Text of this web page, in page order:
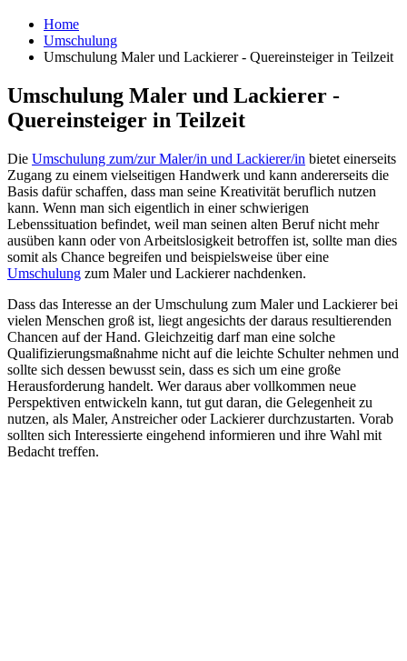
Home
Umschulung
Umschulung Maler und Lackierer - Quereinsteiger in Teilzeit
Umschulung Maler und Lackierer -
Quereinsteiger in Teilzeit
Die Umschulung zum/zur Maler/in und Lackierer/in bietet einerseits
Zugang zu einem vielseitigen Handwerk und kann andererseits die
Basis dafür schaffen, dass man seine Kreativität beruflich nutzen
kann. Wenn man sich eigentlich in einer schwierigen
Lebenssituation befindet, weil man seinen alten Beruf nicht mehr
ausüben kann oder von Arbeitslosigkeit betroffen ist, sollte man dies
somit als Chance begreifen und beispielsweise über eine
Umschulung zum Maler und Lackierer nachdenken.
Dass das Interesse an der Umschulung zum Maler und Lackierer bei
vielen Menschen groß ist, liegt angesichts der daraus resultierenden
Chancen auf der Hand. Gleichzeitig darf man eine solche
Qualifizierungsmaßnahme nicht auf die leichte Schulter nehmen und
sollte sich dessen bewusst sein, dass es sich um eine große
Herausforderung handelt. Wer daraus aber vollkommen neue
Perspektiven entwickeln kann, tut gut daran, die Gelegenheit zu
nutzen, als Maler, Anstreicher oder Lackierer durchzustarten. Vorab
sollten sich Interessierte eingehend informieren und ihre Wahl mit
Bedacht treffen.